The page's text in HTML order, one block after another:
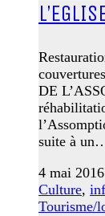
DE
suite à
4 mai 2016
Culture,
Tourisme/